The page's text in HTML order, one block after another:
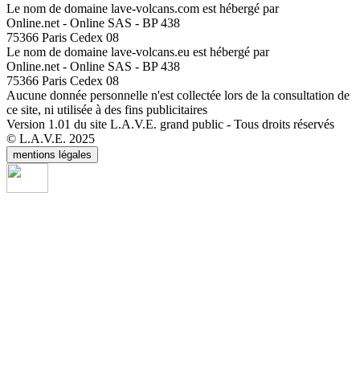
Le nom de domaine lave-volcans.com est hébergé par
Online.net - Online SAS - BP 438
75366 Paris Cedex 08
Le nom de domaine lave-volcans.eu est hébergé par
Online.net - Online SAS - BP 438
75366 Paris Cedex 08
Aucune donnée personnelle n'est collectée lors de la consultation de
ce site, ni utilisée à des fins publicitaires
Version 1.01 du site L.A.V.E. grand public - Tous droits réservés
© L.A.V.E. 2025
mentions légales